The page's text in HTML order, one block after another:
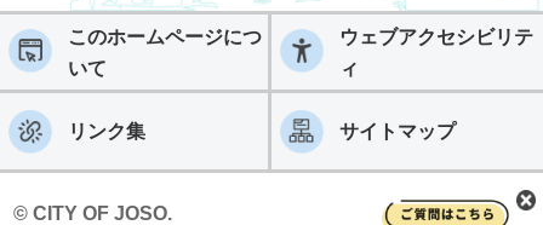
このホームページにつ
いて
ウェブアクセシビリテ
ィ
リンク集 サイトマップ
© CITY OF JOSO.